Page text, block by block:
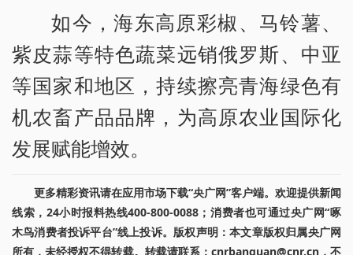
如今，海东高原彩椒、马铃薯、
紫皮蒜等特色蔬菜远销俄罗斯、中亚
等国家和地区，持续擦亮青海绿色有
机农畜产品品牌，为高原农业国际化
发展赋能增效。
更多精彩资讯请在应用市场下载“央广网”客户端。欢迎提供新闻
线索，24小时报料热线400-800-0088；消费者也可通过央广网“啄
木鸟消费者投诉平台”线上投诉。版权声明：本文章版权归属央广网
所有，未经授权不得转载。转载请联系：cnrbanquan@cnr.cn，不